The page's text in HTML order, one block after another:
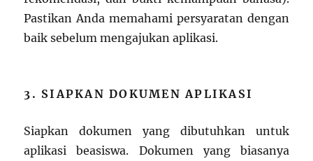
Pastikan Anda memahami persyaratan dengan
baik sebelum mengajukan aplikasi.
3. SIAPKAN DOKUMEN APLIKASI
Siapkan dokumen yang dibutuhkan untuk
aplikasi beasiswa. Dokumen yang biasanya